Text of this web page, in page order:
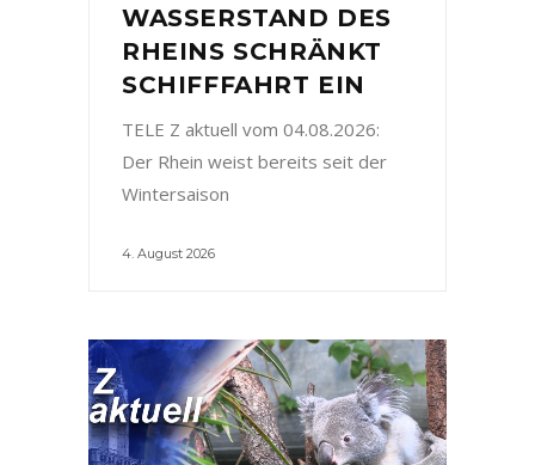
WASSERSTAND DES
RHEINS SCHRÄNKT
SCHIFFFAHRT EIN
TELE Z aktuell vom 04.08.2026:
Der Rhein weist bereits seit der
Wintersaison
4. August 2026